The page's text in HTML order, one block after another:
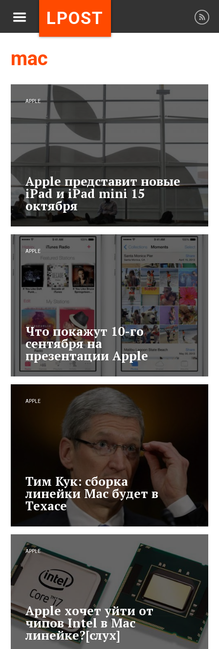
LPOST
mac
APPLE
Apple представит новые
iPad и iPad mini 15
октября
APPLE
Что покажут 10-го
сентября на
презентации Apple
APPLE
Тим Кук: сборка
линейки Mac будет в
Техасе
APPLE
Apple хочет уйти от
чипов Intel в Mac
линейке?[слух]